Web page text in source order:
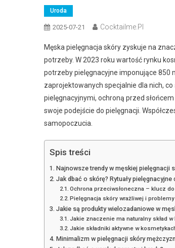
Uroda
2025-07-21 Cocktailme.pl
Męska pielęgnacja skóry zyskuje na
potrzeby. W 2023 roku wartość rynku
potrzeby pielęgnacyjne imponujące 850
zaprojektowanych specjalnie dla nich,
pielęgnacyjnymi, ochroną przed
swoje podejście do pielęgnacji.
samopoczucia.
Spis treści
Najnowsze trendy w męskiej pielęgnacji
Jak dbać o skórę? Rytuały pielęgnacyjne
Ochrona przeciwsłoneczna – klucz
Pielęgnacja skóry wrażliwej i
Jakie są produkty wielozadaniowe w
Jakie znaczenie ma naturalny skład
Jakie składniki aktywne w
Minimalizm w pielęgnacji skóry